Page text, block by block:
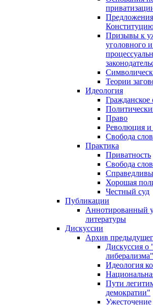
Предложения
Призывы к
уголовного
Теории
Идеология
Гражданское
Право
Революция и
Свобода
Практика
Приватность
Свобода
Хорошая
Честный суд
Публикации
Аннотированный
литературы
Дискуссии
Архив
Дискуссия о
либерализма"
Идеология
Пути
демократии"